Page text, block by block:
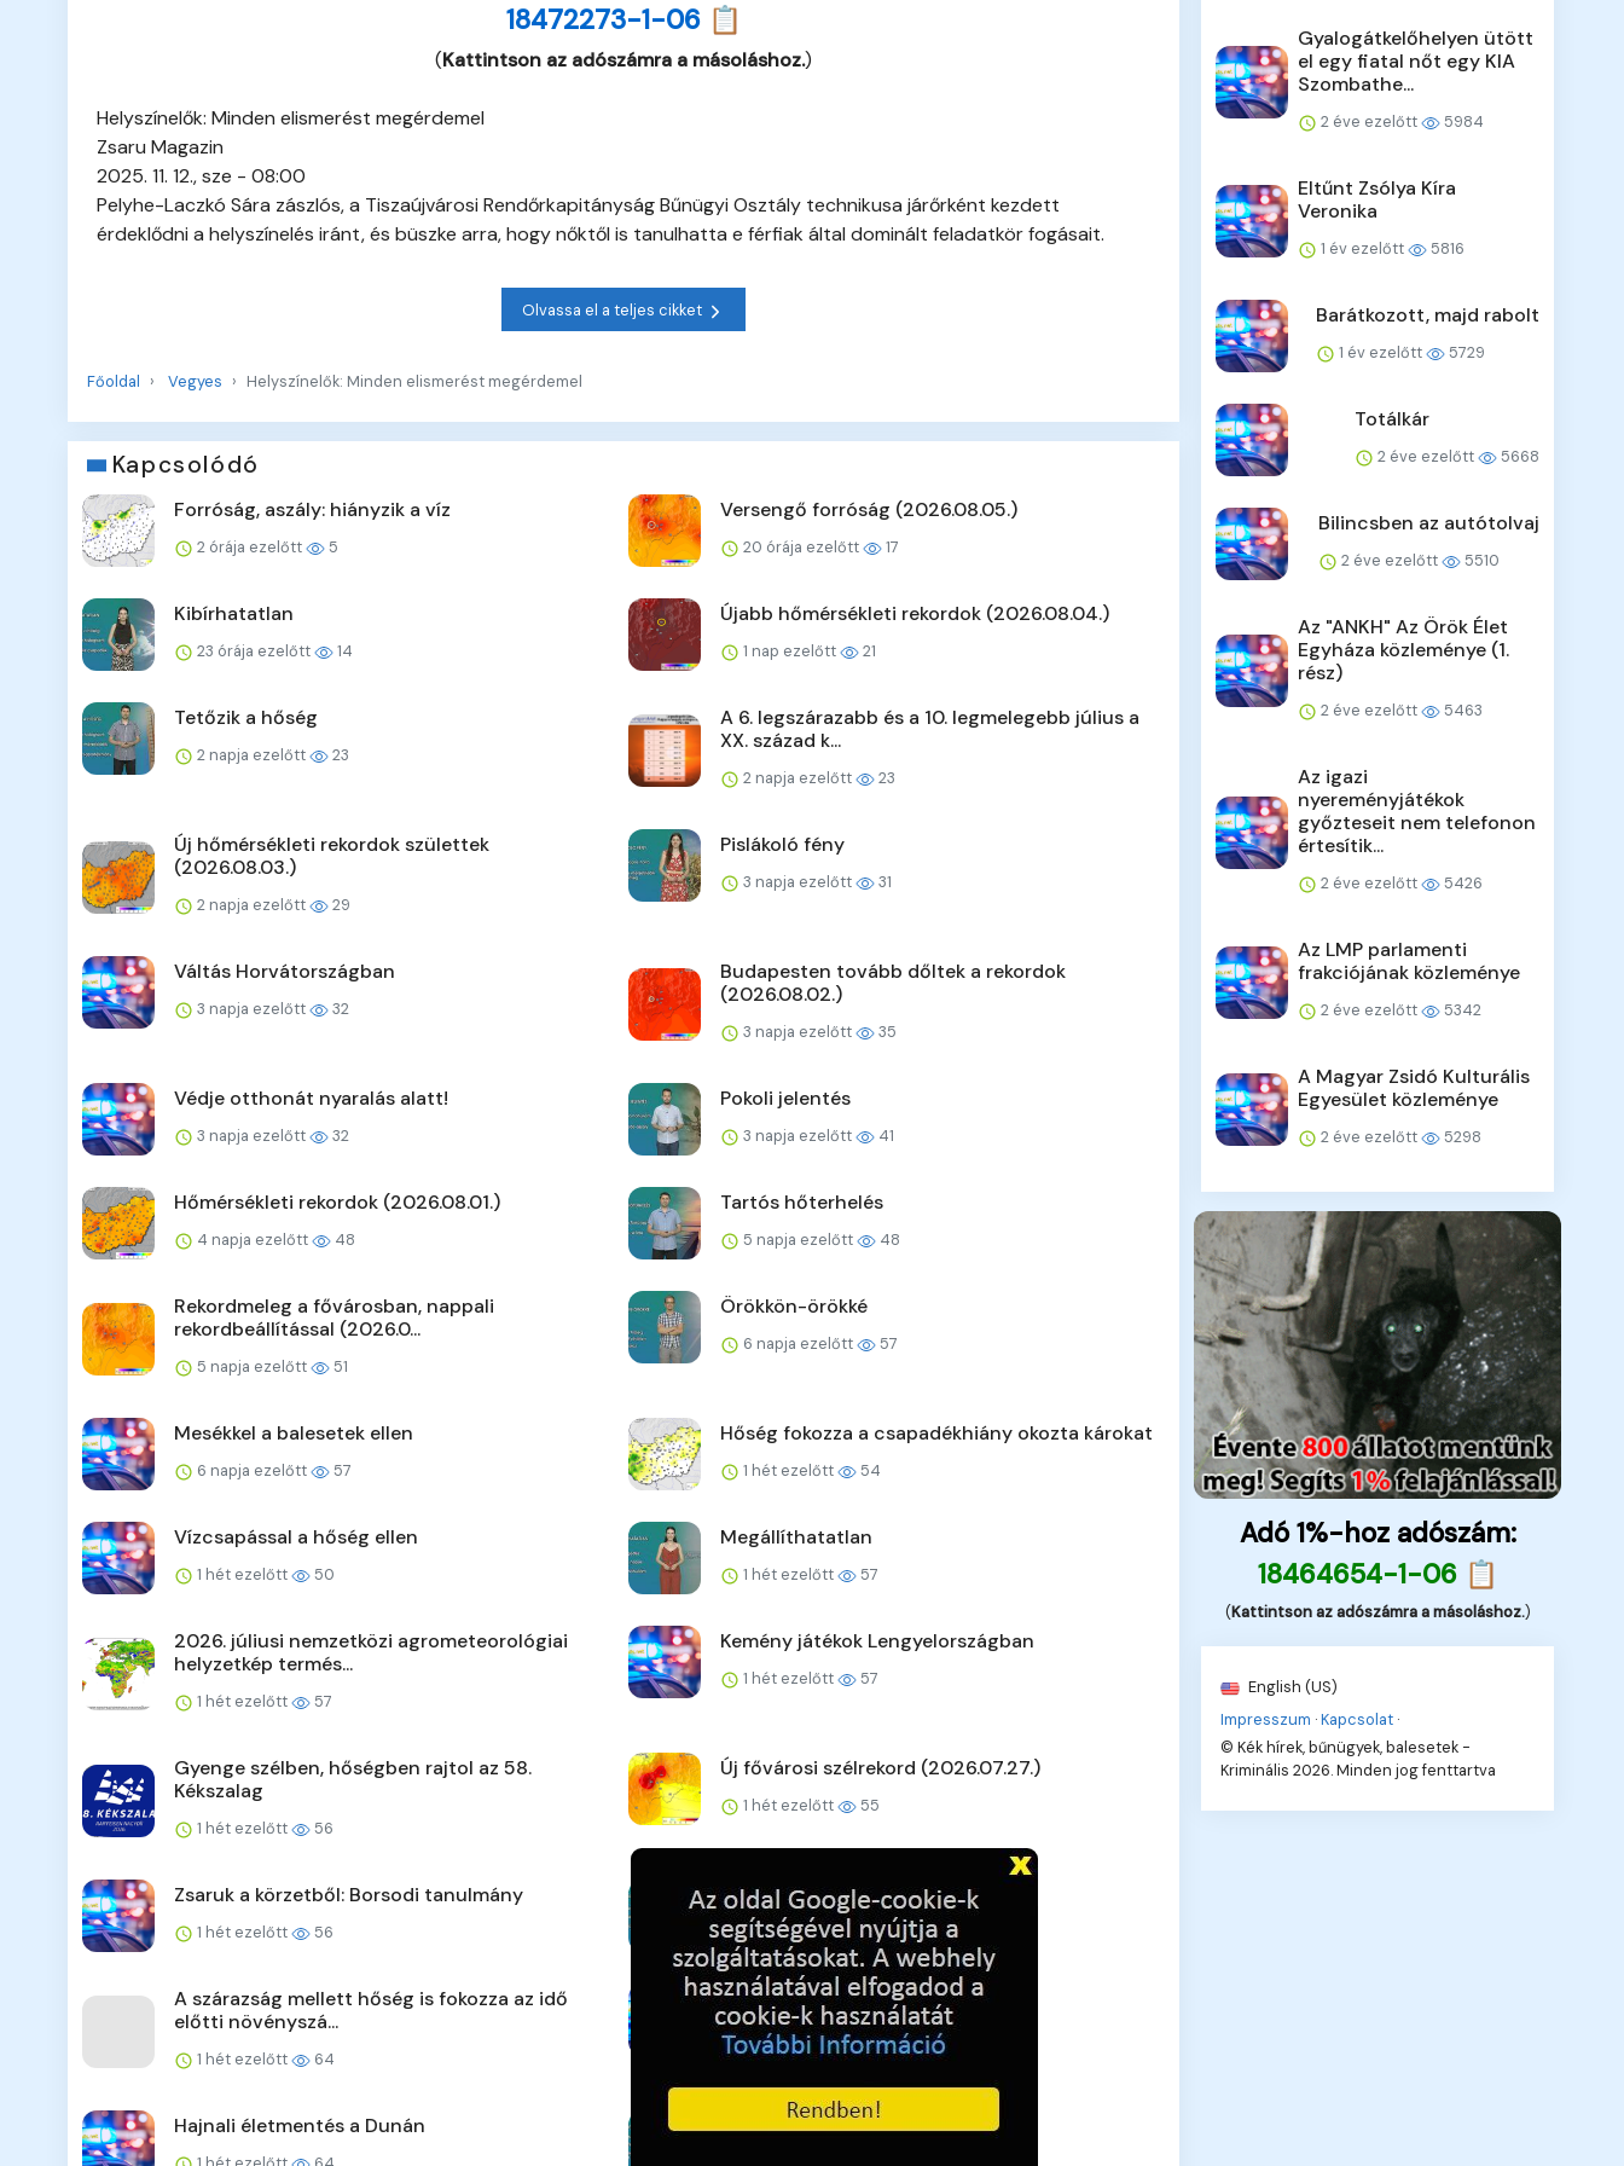
18472273-1-06 📋
(Kattintson az adószámra a másoláshoz.)
Helyszínelők: Minden elismerést megérdemel
Zsaru Magazin
2025. 11. 12., sze - 08:00
Pelyhe-Laczkó Sára zászlós, a Tiszaújvárosi Rendőrkapitányság Bűnügyi Osztály technikusa járőrként kezdett
érdeklődni a helyszínelés iránt, és büszke arra, hogy nőktől is tanulhatta e férfiak által dominált feladatkör fogásait.
Olvassa el a teljes cikket
Főoldal Vegyes Helyszínelők: Minden elismerést megérdemel
Kapcsolódó
Forróság, aszály: hiányzik a víz
2 órája ezelőtt 5
Versengő forróság (2026.08.05.)
20 órája ezelőtt 17
Kibírhatatlan
23 órája ezelőtt 14
Újabb hőmérsékleti rekordok (2026.08.04.)
1 nap ezelőtt 21
Tetőzik a hőség
2 napja ezelőtt 23
A 6. legszárazabb és a 10. legmelegebb július a
XX. század k...
2 napja ezelőtt 23
Új hőmérsékleti rekordok születtek
(2026.08.03.)
2 napja ezelőtt 29
Pislákoló fény
3 napja ezelőtt 31
Váltás Horvátországban
3 napja ezelőtt 32
Budapesten tovább dőltek a rekordok
(2026.08.02.)
3 napja ezelőtt 35
Védje otthonát nyaralás alatt!
3 napja ezelőtt 32
Pokoli jelentés
3 napja ezelőtt 41
Hőmérsékleti rekordok (2026.08.01.)
4 napja ezelőtt 48
Tartós hőterhelés
5 napja ezelőtt 48
Rekordmeleg a fővárosban, nappali
rekordbeállítással (2026.0...
5 napja ezelőtt 51
Örökkön-örökké
6 napja ezelőtt 57
Mesékkel a balesetek ellen
6 napja ezelőtt 57
Hőség fokozza a csapadékhiány okozta károkat
1 hét ezelőtt 54
Vízcsapással a hőség ellen
1 hét ezelőtt 50
Megállíthatatlan
1 hét ezelőtt 57
2026. júliusi nemzetközi agrometeorológiai
helyzetkép termés...
1 hét ezelőtt 57
Kemény játékok Lengyelországban
1 hét ezelőtt 57
Gyenge szélben, hőségben rajtol az 58.
Kékszalag
1 hét ezelőtt 56
Új fővárosi szélrekord (2026.07.27.)
1 hét ezelőtt 55
Zsaruk a körzetből: Borsodi tanulmány
1 hét ezelőtt 56
A kemence előtt
1 hét ezelőtt 63
A szárazság mellett hőség is fokozza az idő
előtti növényszá...
1 hét ezelőtt 64
Nincs nagyobb zsaru!
1 hét ezelőtt 67
Hajnali életmentés a Dunán Ennyire futja
Gyalogátkelőhelyen ütött
el egy fiatal nőt egy KIA
Szombathe...
2 éve ezelőtt 5984
Eltűnt Zsólya Kíra
Veronika
1 év ezelőtt 5816
Barátkozott, majd rabolt
1 év ezelőtt 5729
Totálkár
2 éve ezelőtt 5668
Bilincsben az autótolvaj
2 éve ezelőtt 5510
Az "ANKH" Az Örök Élet
Egyháza közleménye (1.
rész)
2 éve ezelőtt 5463
Az igazi
nyereményjátékok
győzteseit nem telefonon
értesítik...
2 éve ezelőtt 5426
Az LMP parlamenti
frakciójának közleménye
2 éve ezelőtt 5342
A Magyar Zsidó Kulturális
Egyesület közleménye
2 éve ezelőtt 5298
Adó 1%-hoz adószám:
18464654-1-06 📋
(Kattintson az adószámra a másoláshoz.)
English (US)
Impresszum ·Kapcsolat ·
© Kék hírek, bűnügyek, balesetek -
Kriminális 2026. Minden jog fenttartva